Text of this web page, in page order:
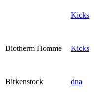
Kicks
Biotherm Homme Kicks
Birkenstock dna